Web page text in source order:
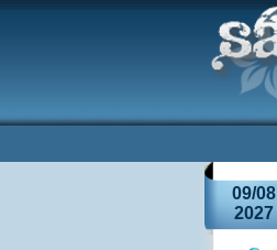
09/08
2027